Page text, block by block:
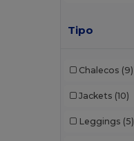
Tipo
Chalecos (9)
Jackets (10)
Leggings (5)